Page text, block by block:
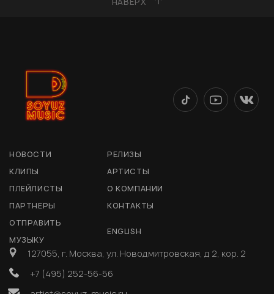
НОВОСТИ
РЕЛИЗЫ
КЛИПЫ
АРТИСТЫ
ПЛЕЙЛИСТЫ
О КОМПАНИИ
ПАРТНЕРЫ
КОНТАКТЫ
ОТПРАВИТЬ
МУЗЫКУ
ENGLISH
127055, г. Москва, ул. Новодмитровская, д 2, кор. 2
+7 (495) 252-56-56